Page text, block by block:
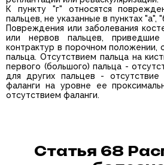
К пункту "г" относятся
пальцев, не указанные в пунктах "а",
Повреждения или заболевания
или нервов пальцев,
контрактур в порочном положении,
пальца. Отсутствием пальца на
первого (большого) пальца -
для других пальцев - отсутствие
фаланги на уровне ее
отсутствием фаланги.
Статья 68